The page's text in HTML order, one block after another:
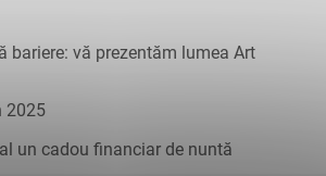
bariere: vă prezentăm lumea Art
2025
un cadou financiar de nuntă